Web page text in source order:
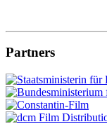
Partners